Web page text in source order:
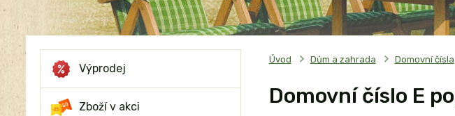
Výprodej
Zboží v akci
Úvod Dům a zahrada Domovní čísla
Domovní číslo E